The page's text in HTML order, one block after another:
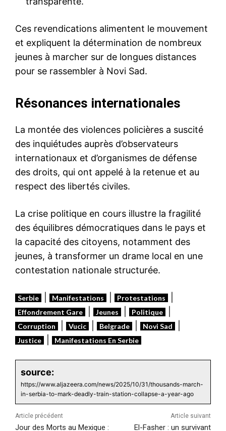
Ces revendications alimentent le mouvement
et expliquent la détermination de nombreux
jeunes à marcher sur de longues distances
pour se rassembler à Novi Sad.
Résonances internationales
La montée des violences policières a suscité
des inquiétudes auprès d’observateurs
internationaux et d’organismes de défense
des droits, qui ont appelé à la retenue et au
respect des libertés civiles.
La crise politique en cours illustre la fragilité
des équilibres démocratiques dans le pays et
la capacité des citoyens, notamment des
jeunes, à transformer un drame local en une
contestation nationale structurée.
Serbie Manifestations Protestations
Effondrement Gare Jeunes Politique
Corruption Vucic Belgrade Novi Sad
Justice Manifestations En Serbie
source:
https://www.aljazeera.com/news/2025/10/31/thousands-march-
in-serbia-to-mark-deadly-train-station-collapse-a-year-ago
Article précédent
Jour des Morts au Mexique :
Article suivant
El-Fasher : un survivant